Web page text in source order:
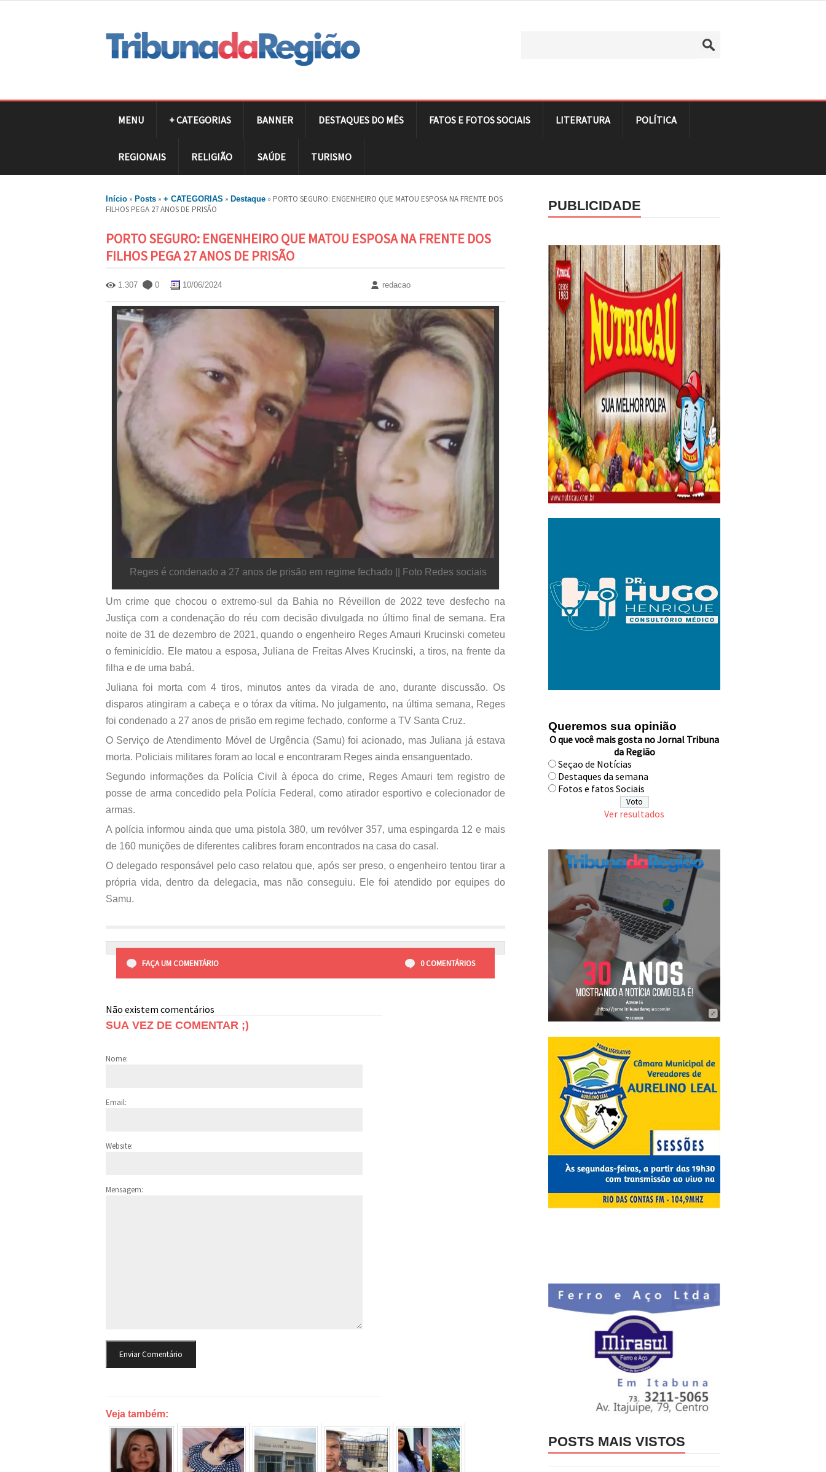
MENU + CATEGORIAS BANNER DESTAQUES DO MÊS FATOS E FOTOS SOCIAIS LITERATURA POLÍTICA
REGIONAIS RELIGIÃO SAÚDE TURISMO
Início » Posts » + CATEGORIAS » Destaque » PORTO SEGURO: ENGENHEIRO QUE MATOU ESPOSA NA FRENTE DOS
FILHOS PEGA 27 ANOS DE PRISÃO
PORTO SEGURO: ENGENHEIRO QUE MATOU ESPOSA NA FRENTE DOS
FILHOS PEGA 27 ANOS DE PRISÃO
1.307 0 10/06/2024 redacao
Reges é condenado a 27 anos de prisão em regime fechado || Foto Redes sociais
Um crime que chocou o extremo-sul da Bahia no Réveillon de 2022 teve desfecho na
Justiça com a condenação do réu com decisão divulgada no último final de semana. Era
noite de 31 de dezembro de 2021, quando o engenheiro Reges Amauri Krucinski cometeu
o feminicídio. Ele matou a esposa, Juliana de Freitas Alves Krucinski, a tiros, na frente da
filha e de uma babá.
Juliana foi morta com 4 tiros, minutos antes da virada de ano, durante discussão. Os
disparos atingiram a cabeça e o tórax da vítima. No julgamento, na última semana, Reges
foi condenado a 27 anos de prisão em regime fechado, conforme a TV Santa Cruz.
O Serviço de Atendimento Móvel de Urgência (Samu) foi acionado, mas Juliana já estava
morta. Policiais militares foram ao local e encontraram Reges ainda ensanguentado.
Segundo informações da Polícia Civil à época do crime, Reges Amauri tem registro de
posse de arma concedido pela Polícia Federal, como atirador esportivo e colecionador de
armas.
A polícia informou ainda que uma pistola 380, um revólver 357, uma espingarda 12 e mais
de 160 munições de diferentes calibres foram encontrados na casa do casal.
O delegado responsável pelo caso relatou que, após ser preso, o engenheiro tentou tirar a
própria vida, dentro da delegacia, mas não conseguiu. Ele foi atendido por equipes do
Samu.
FAÇA UM COMENTÁRIO 0 COMENTÁRIOS
Não existem comentários
SUA VEZ DE COMENTAR ;)
Nome:
Email:
Website:
Mensagem:
Veja também:
PUBLICIDADE
Queremos sua opinião
O que você mais gosta no Jornal Tribuna
da Região
Seçao de Notícias
Destaques da semana
Fotos e fatos Sociais
Ver resultados
POSTS MAIS VISTOS